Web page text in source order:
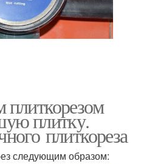
плитку.
плиткореза
следующим образом: